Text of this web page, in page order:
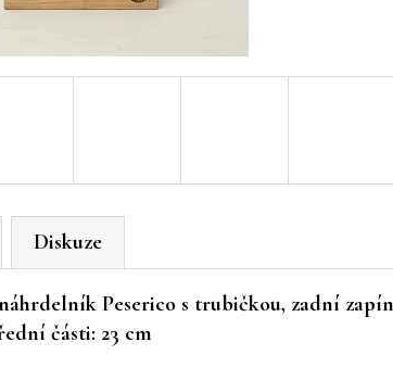
Diskuze
Peserico s trubičkou, zadní
části: 23 cm